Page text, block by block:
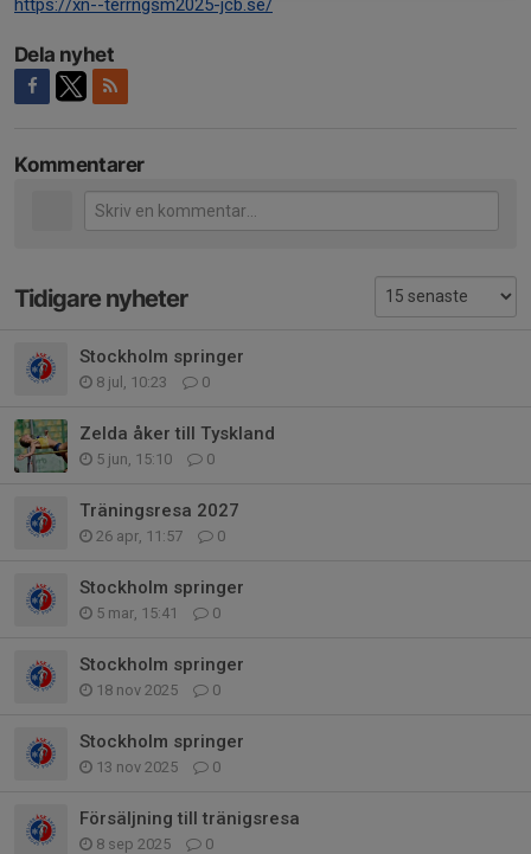
https://xn--terrngsm2025-jcb.se/
Dela nyhet
Kommentarer
Tidigare nyheter
Stockholm springer
8 jul, 10:23 0
Zelda åker till Tyskland
5 jun, 15:10 0
Träningsresa 2027
26 apr, 11:57 0
Stockholm springer
5 mar, 15:41 0
Stockholm springer
18 nov 2025 0
Stockholm springer
13 nov 2025 0
Försäljning till tränigsresa
8 sep 2025 0